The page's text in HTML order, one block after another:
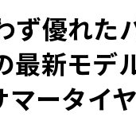
コラム
ず優れた
最新モデ
ータイ